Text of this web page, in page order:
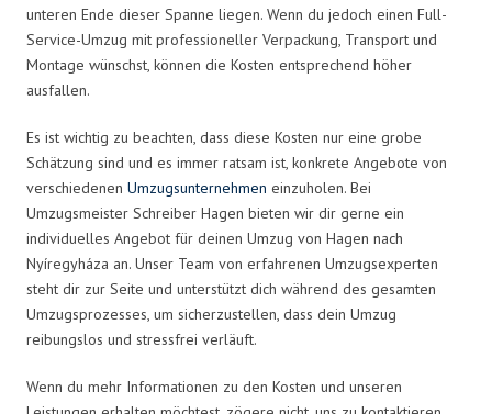
unteren Ende dieser Spanne liegen. Wenn du jedoch einen Full-
Service-Umzug mit professioneller Verpackung, Transport und
Montage wünschst, können die Kosten entsprechend höher
ausfallen.
Es ist wichtig zu beachten, dass diese Kosten nur eine grobe
Schätzung sind und es immer ratsam ist, konkrete Angebote von
verschiedenen Umzugsunternehmen einzuholen. Bei
Umzugsmeister Schreiber Hagen bieten wir dir gerne ein
individuelles Angebot für deinen Umzug von Hagen nach
Nyíregyháza an. Unser Team von erfahrenen Umzugsexperten
steht dir zur Seite und unterstützt dich während des gesamten
Umzugsprozesses, um sicherzustellen, dass dein Umzug
reibungslos und stressfrei verläuft.
Wenn du mehr Informationen zu den Kosten und unseren